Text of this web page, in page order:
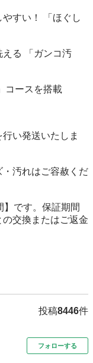
すい！ 「ほぐし
える 「ガンコ汚
コースを搭載
い発送いたしま
・汚れはご容赦くだ
】です。保証期間
交換またはご返金
投稿8446件
フォローする